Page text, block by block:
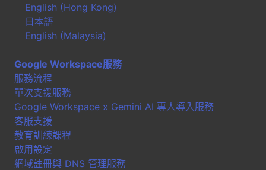
English (Hong Kong)
日本語
English (Malaysia)
Google Workspace服務
服務流程
單次支援服務
Google Workspace x Gemini AI 專人導入服務
客服支援
教育訓練課程
啟用設定
網域註冊與 DNS 管理服務